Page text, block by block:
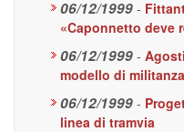
06/12/1999 -
«Caponnetto deve
06/12/1999 -
modello di
06/12/1999 -
linea di tramvia